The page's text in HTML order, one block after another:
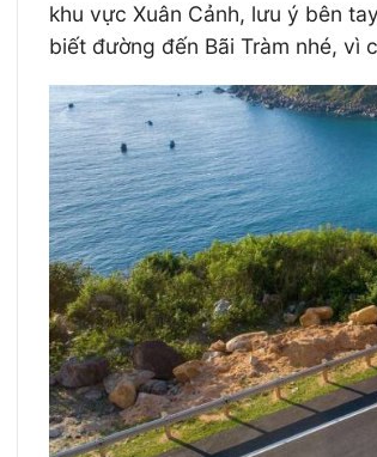
khu vực Xuân Cảnh, lưu ý bên
biết đường đến Bãi Tràm nhé, vì